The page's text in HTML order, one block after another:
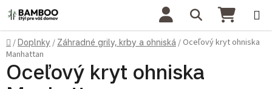
Prejsť na obsah Hľadať
Domov
/Doplnky / Záhradné grily, krby a ohniská / Oceľový kryt ohniska
Manhattan
Oceľový kryt ohniska